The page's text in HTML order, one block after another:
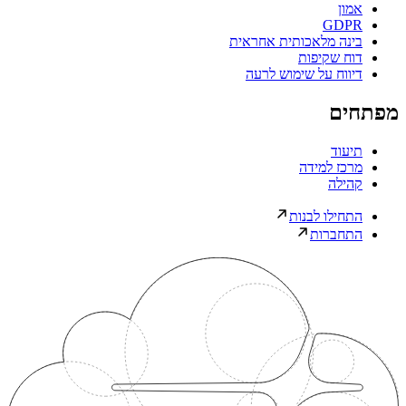
אמון
GDPR
בינה מלאכותית אחראית
דוח שקיפות
דיווח על שימוש לרעה
מפתחים
תיעוד
מרכז למידה
קהילה
התחילו לבנות
התחברות